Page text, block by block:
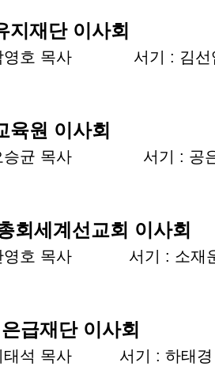
지재단 이사회
박영호 목사 서기 : 김
육원 이사회
오승균 목사 서기 :
회세계선교회 이사회
영호 목사 서기 : 소재
급재단 이사회
태석 목사 서기 : 하태